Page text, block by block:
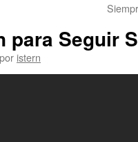
para Seguir
por istern